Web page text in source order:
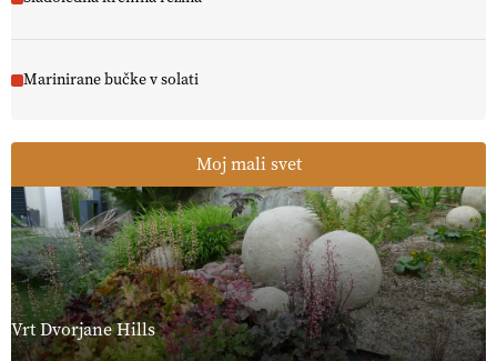
Marinirane bučke v solati
Moj mali svet
Vrt Dvorjane Hills